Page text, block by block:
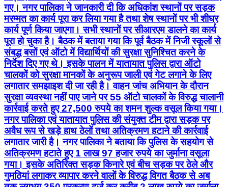
गए। नगर पालिका ने जानकारी दी कि अधिकांश स्थानों पर सड़क
मरम्मत का कार्य पूरा कर लिया गया है तथा शेष स्थानों पर भी शीघ्र
कार्य पूर्ण किया जाएगा। सभी स्थानों पर सीआरएम डालने का कार्य
पूरा हो चुका है। बैठक में बताया गया कि पूर्व बैठक में निजी स्कूलों से
संबद्ध बसों एवं ऑटो में विद्यार्थियों की सुरक्षा सुनिश्चित करने के
निर्देश दिए गए थे। इसके पालन में यातायात पुलिस द्वारा ऑटो
चालकों को सुरक्षा मानकों के अनुरूप जाली एवं गेट लगाने के लिए
लगातार समझाइश दी जा रही है। वाहन जांच अभियान के दौरान
सुरक्षा व्यवस्था नहीं पाए जाने पर 55 ऑटो चालकों के विरुद्ध चालानी
कार्रवाई करते हुए 27,500 रुपये का शमन शुल्क वसूल किया गया।
नगर पालिका एवं यातायात पुलिस की संयुक्त टीम द्वारा सड़क पर
अवैध रूप से खड़े हाथ ठेलों तथा अतिक्रमण हटाने की कार्रवाई
लगातार जारी है। नगर पालिका ने बताया कि पुलिस के सहयोग से
अतिक्रमण हटाते हुए 1 लाख 97 हजार रुपये का जुर्माना वसूला
गया। इसके अतिरिक्त सड़क किनारे एवं बीच सड़क पर ठेले और
गुमठियां लगाकर व्यापार करने वालों के विरुद्ध विगत बैठक से अब